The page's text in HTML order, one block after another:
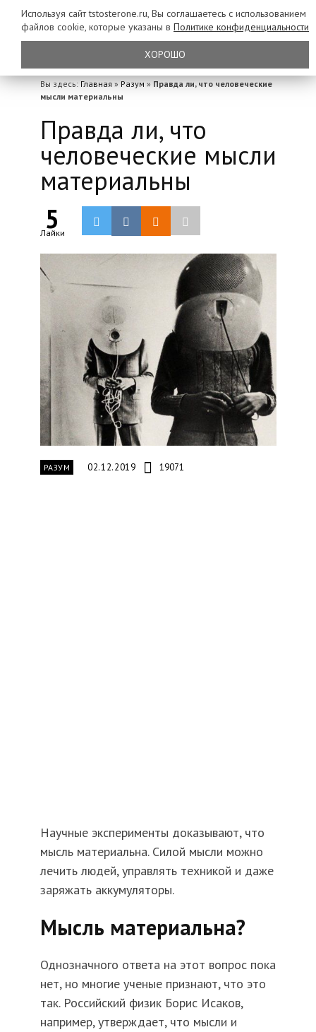
Вы здесь: Главная » Разум » Правда ли, что человеческие
мысли материальны
Правда ли, что
человеческие мысли
материальны
5
Лайки
РАЗУМ 02.12.2019 19071
Научные эксперименты доказывают, что
мысль материальна. Силой мысли можно
лечить людей, управлять техникой и даже
заряжать аккумуляторы.
Мысль материальна?
Однозначного ответа на этот вопрос пока
нет, но многие ученые признают, что это
так. Российский физик Борис Исаков,
например, утверждает, что мысли и
Используя сайт tstosterone.ru, Вы соглашаетесь с использованием
файлов cookie, которые указаны в Политике конфиденциальности
ХОРОШО